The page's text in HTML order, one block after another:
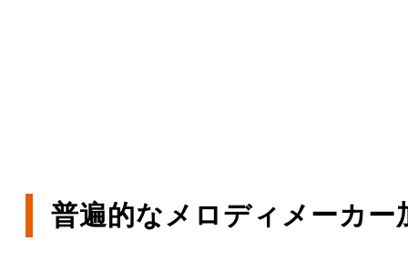
普遍的なメロディメーカー